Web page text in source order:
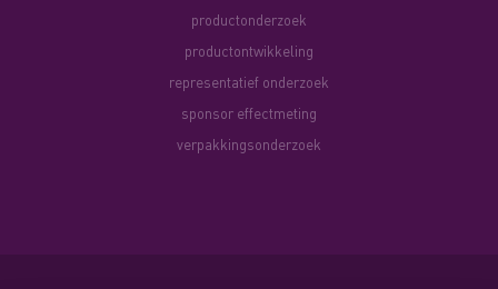
productonderzoek
productontwikkeling
representatief onderzoek
sponsor effectmeting
verpakkingsonderzoek